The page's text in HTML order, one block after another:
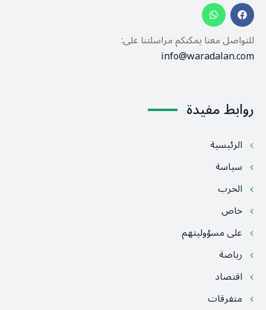
للتواصل معنا يمكنكم مراسلتنا على:
info@waradalan.com
روابط مفيدة
الرئيسية
سياسة
الحرب
خاص
على مسؤوليتهم
رياضة
اقتصاد
متفرقات